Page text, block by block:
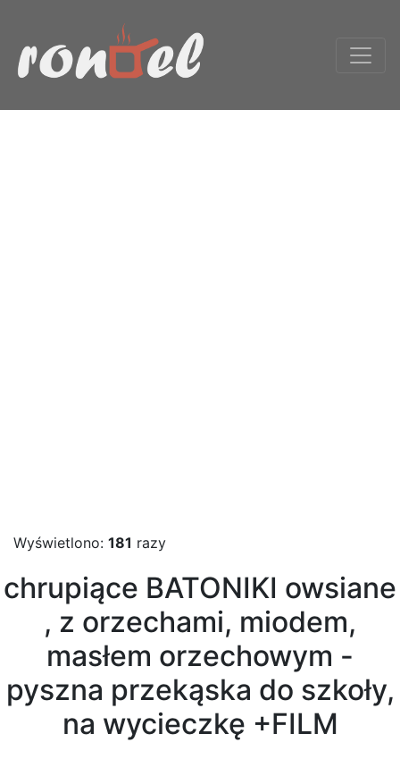
Wyświetlono: 181 razy
chrupiące BATONIKI owsiane
, z orzechami, miodem,
masłem orzechowym -
pyszna przekąska do szkoły,
na wycieczkę +FILM